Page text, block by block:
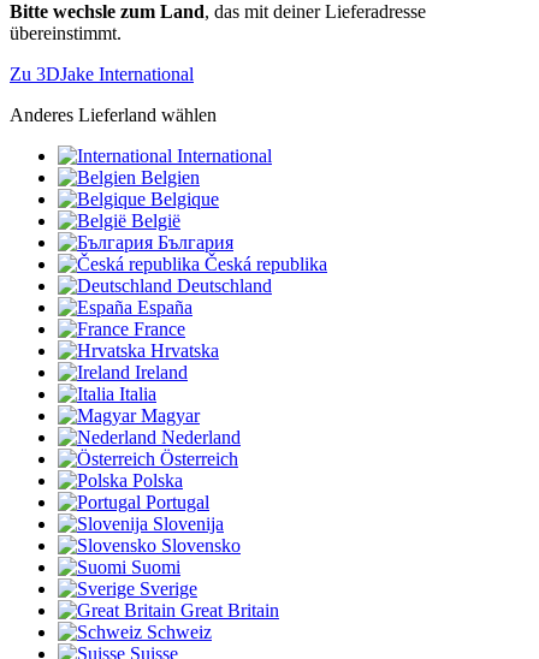
Bitte wechsle zum Land, das mit deiner Lieferadresse
übereinstimmt.
Zu 3DJake International
Anderes Lieferland wählen
International
Belgien
Belgique
België
България
Česká republika
Deutschland
España
France
Hrvatska
Ireland
Italia
Magyar
Nederland
Österreich
Polska
Portugal
Slovenija
Slovensko
Suomi
Sverige
Great Britain
Schweiz
Suisse